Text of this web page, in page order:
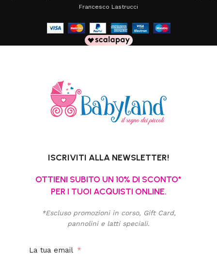
Francesco Lastrucci
ISCRIVITI ALLA NEWSLETTER!
OTTIENI SUBITO UN 10% DI SCONTO*
PER I TUOI ACQUISTI ONLINE.
*Escluso promozioni in corso, Gift Card,
pannolini e latti speciali.
La tua email